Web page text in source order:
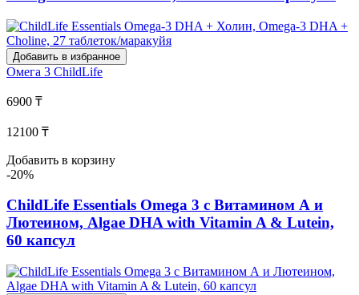
Добавить в избранное
Омега 3 ChildLife
6900 ₸
12100 ₸
Добавить в корзину
-20%
ChildLife Essentials Omega 3 с Витамином А и
Лютеином, Algae DHA with Vitamin A & Lutein,
60 капсул